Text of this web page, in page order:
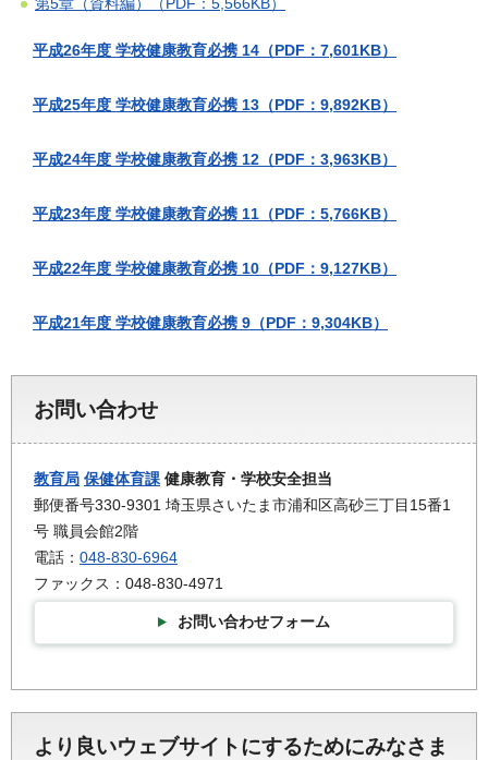
平成26年度 学校健康教育必携 14（PDF：7,601KB）
平成25年度 学校健康教育必携 13（PDF：9,892KB）
平成24年度 学校健康教育必携 12（PDF：3,963KB）
平成23年度 学校健康教育必携 11（PDF：5,766KB）
平成22年度 学校健康教育必携 10（PDF：9,127KB）
平成21年度 学校健康教育必携 9（PDF：9,304KB）
お問い合わせ
教育局 保健体育課 健康教育・学校安全担当
郵便番号330-9301 埼玉県さいたま市浦和区高砂三丁目15番1
号 職員会館2階
電話： 048-830-6964
ファックス：048-830-4971
お問い合わせフォーム
より良いウェブサイトにするためにみなさま